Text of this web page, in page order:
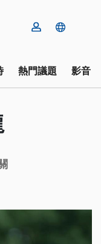
熱門議題 影音